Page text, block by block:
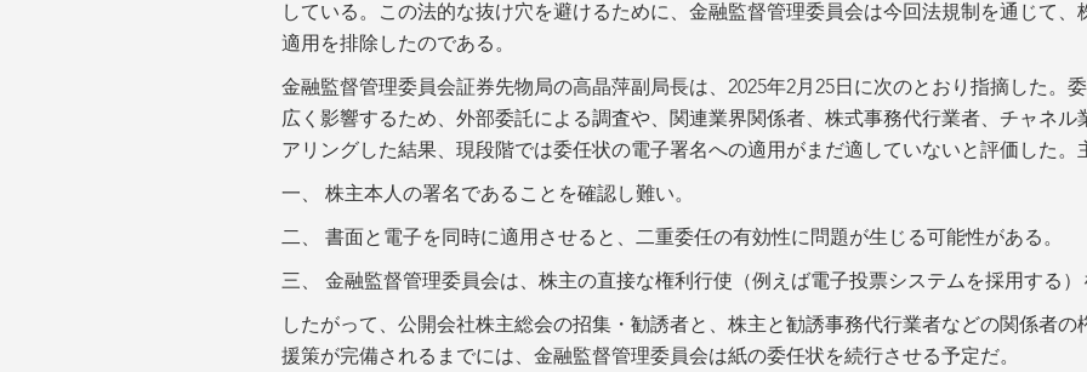
している。この法的な抜け穴を避けるために、金融監督管理委員会は今回法規制を通じて
適用を排除したのである。
金融監督管理委員会証券先物局の高晶萍副局長は、2025年2月25日に次のとおり指摘した。
広く影響するため、外部委託による調査や、関連業界関係者、株式事務代行業者、チャネ
アリングした結果、現段階では委任状の電子署名への適用がまだ適していないと評価した。
一、 株主本人の署名であることを確認し難い。
二、 書面と電子を同時に適用させると、二重委任の有効性に問題が生じる可能性がある。
三、 金融監督管理委員会は、株主の直接な権利行使（例えば電子投票システムを採用する
したがって、公開会社株主総会の招集・勧誘者と、株主と勧誘事務代行業者などの関係者
援策が完備されるまでには、金融監督管理委員会は紙の委任状を続行させる予定だ。